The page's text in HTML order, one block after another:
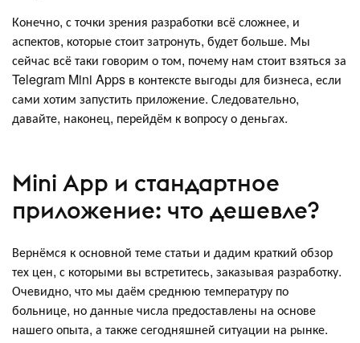
Конечно, с точки зрения разработки всё сложнее, и
аспектов, которые стоит затронуть, будет больше. Мы
сейчас всё таки говорим о том, почему нам стоит взяться за
Telegram Mini Apps в контексте выгоды для бизнеса, если
сами хотим запустить приложение. Следовательно,
давайте, наконец, перейдём к вопросу о деньгах.
Mini App и стандартное
приложение: что дешевле?
Вернёмся к основной теме статьи и дадим краткий обзор
тех цен, с которыми вы встретитесь, заказывая разработку.
Очевидно, что мы даём среднюю температуру по
больнице, но данные числа предоставлены на основе
нашего опыта, а также сегодняшней ситуации на рынке.